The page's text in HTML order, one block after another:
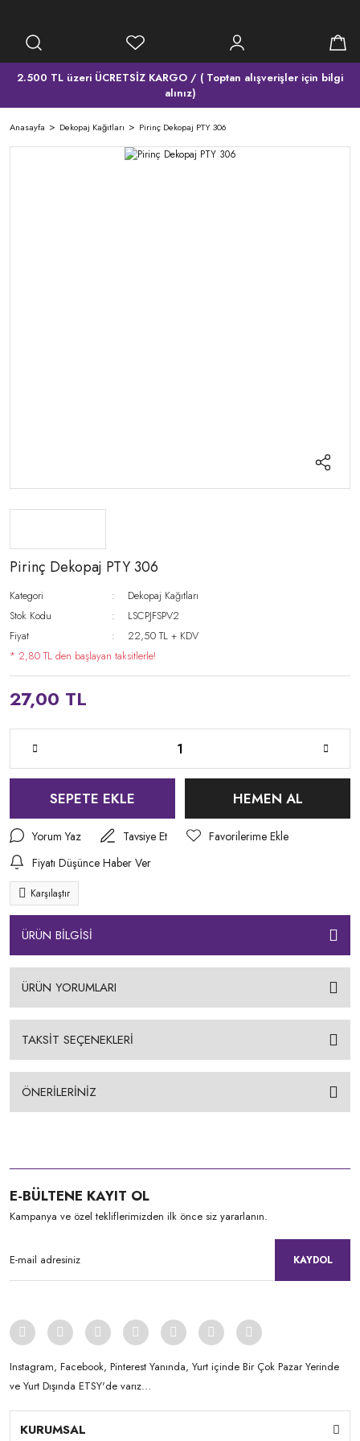
2.500 TL üzeri ÜCRETSİZ KARGO / ( Toptan alışverişler için bilgi
alınız)
Anasayfa Dekopaj Kağıtları Pirinç Dekopaj PTY 306
Pirinç Dekopaj PTY 306
Kategori
Dekopaj Kağıtları
Stok Kodu
LSCPJFSPV2
Fiyat
22,50 TL + KDV
* 2,80 TL den başlayan taksitlerle!
27,00 TL
SEPETE EKLE HEMEN AL
Yorum Yaz
Tavsiye Et
Fiyatı Düşünce Haber Ver
Karşılaştır
ÜRÜN BİLGİSİ
ÜRÜN YORUMLARI
TAKSİT SEÇENEKLERİ
ÖNERİLERİNİZ
E-BÜLTENE KAYIT OL
Kampanya ve özel tekliflerimizden ilk önce siz yararlanın.
KAYDOL
Instagram, Facebook, Pinterest Yanında, Yurt içinde Bir Çok Pazar Yerinde
ve Yurt Dışında ETSY'de varız...
KURUMSAL